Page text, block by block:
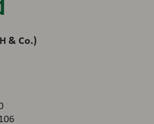
& Co.)